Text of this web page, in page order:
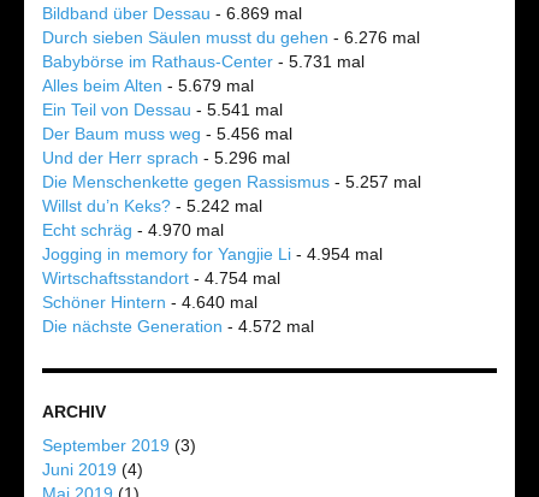
Bildband über Dessau - 6.869 mal
Durch sieben Säulen musst du gehen - 6.276 mal
Babybörse im Rathaus-Center - 5.731 mal
Alles beim Alten - 5.679 mal
Ein Teil von Dessau - 5.541 mal
Der Baum muss weg - 5.456 mal
Und der Herr sprach - 5.296 mal
Die Menschenkette gegen Rassismus - 5.257 mal
Willst du’n Keks? - 5.242 mal
Echt schräg - 4.970 mal
Jogging in memory for Yangjie Li - 4.954 mal
Wirtschaftsstandort - 4.754 mal
Schöner Hintern - 4.640 mal
Die nächste Generation - 4.572 mal
ARCHIV
September 2019 (3)
Juni 2019 (4)